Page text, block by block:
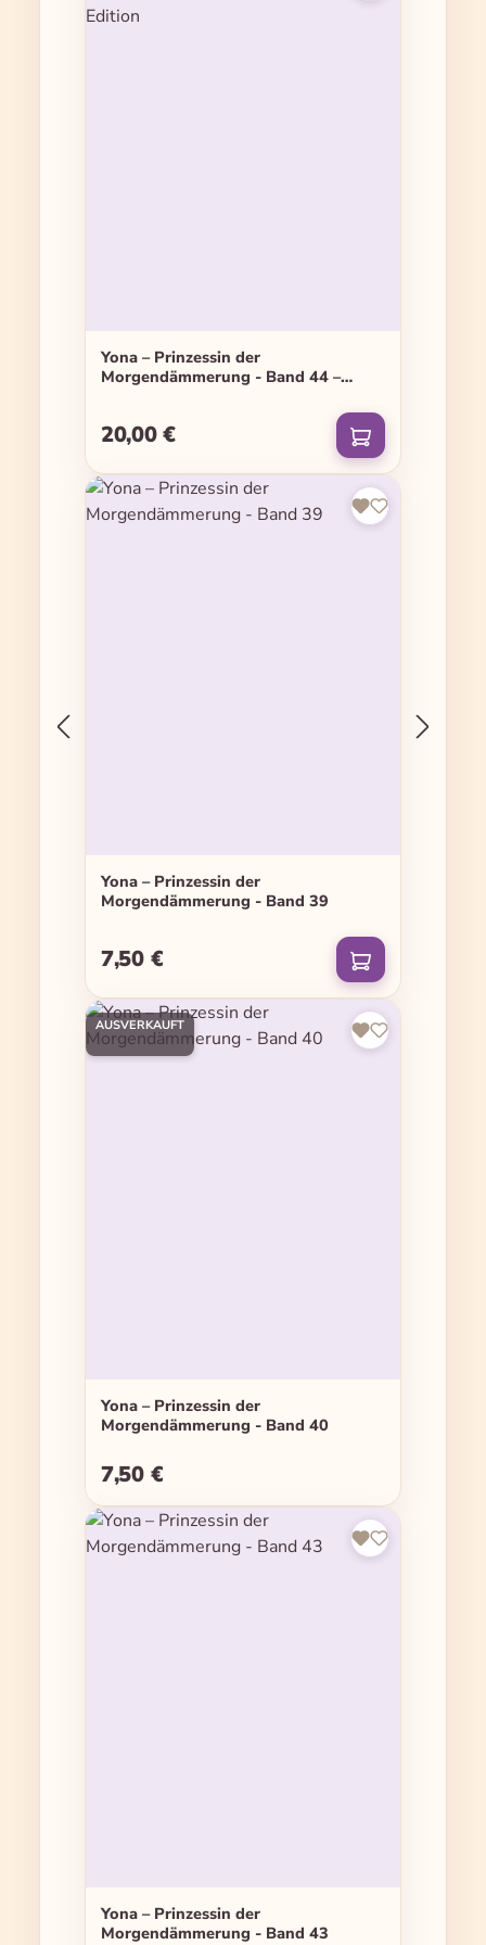
Yona – Prinzessin der
Morgendämmerung - Band 44 –
Regulärer Preis:
20,00 €
Yona – Prinzessin der
Morgendämmerung - Band 39
Regulärer Preis:
7,50 €
AUSVERKAUFT
Yona – Prinzessin der
Morgendämmerung - Band 40
Regulärer Preis:
7,50 €
Yona – Prinzessin der
Morgendämmerung - Band 43